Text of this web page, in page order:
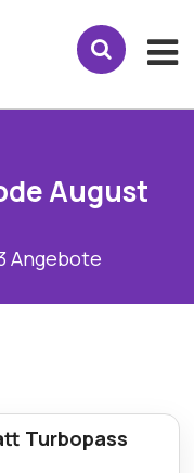
August
Angebote
Turbopass